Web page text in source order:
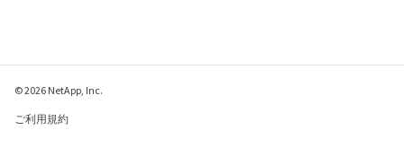
© 2026 NetApp, Inc.
ご利用規約